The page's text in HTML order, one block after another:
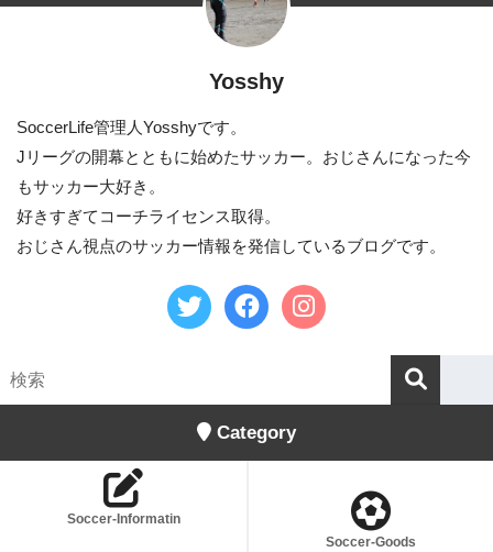
Yosshy
SoccerLife管理人Yosshyです。
Jリーグの開幕とともに始めたサッカー。おじさんになった今
もサッカー大好き。
好きすぎてコーチライセンス取得。
おじさん視点のサッカー情報を発信しているブログです。
Category
Soccer-Informatin
Soccer-Goods